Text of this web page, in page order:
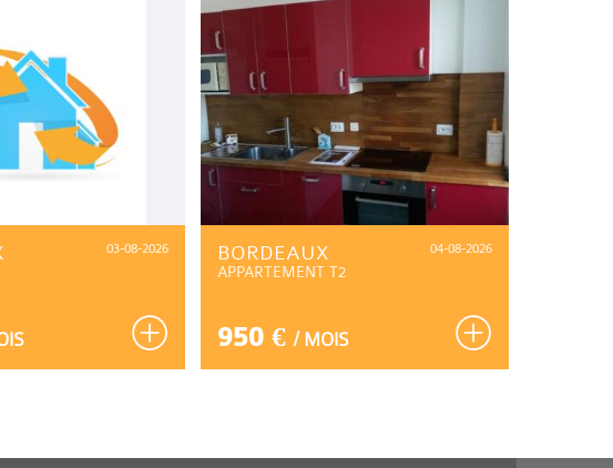
03-08-2026 04-08-2026
BORDEAUX
APPARTEMENT T2
950 €/ MOIS